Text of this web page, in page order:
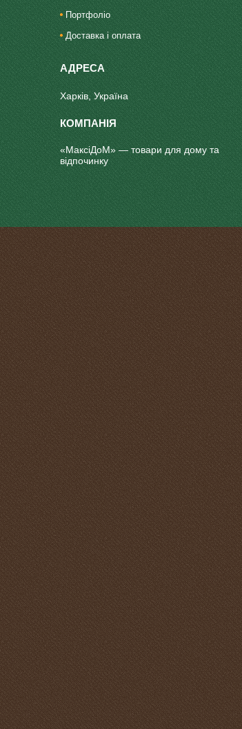
Портфоліо
Доставка і оплата
Харків, Україна
«МаксіДоМ» — товари для дому та
відпочинку